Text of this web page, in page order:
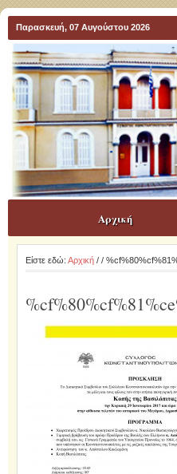
Παρασκευή, 07 Αυγούστου 2026
Αρχική
Είστε εδώ: Αρχική/ /